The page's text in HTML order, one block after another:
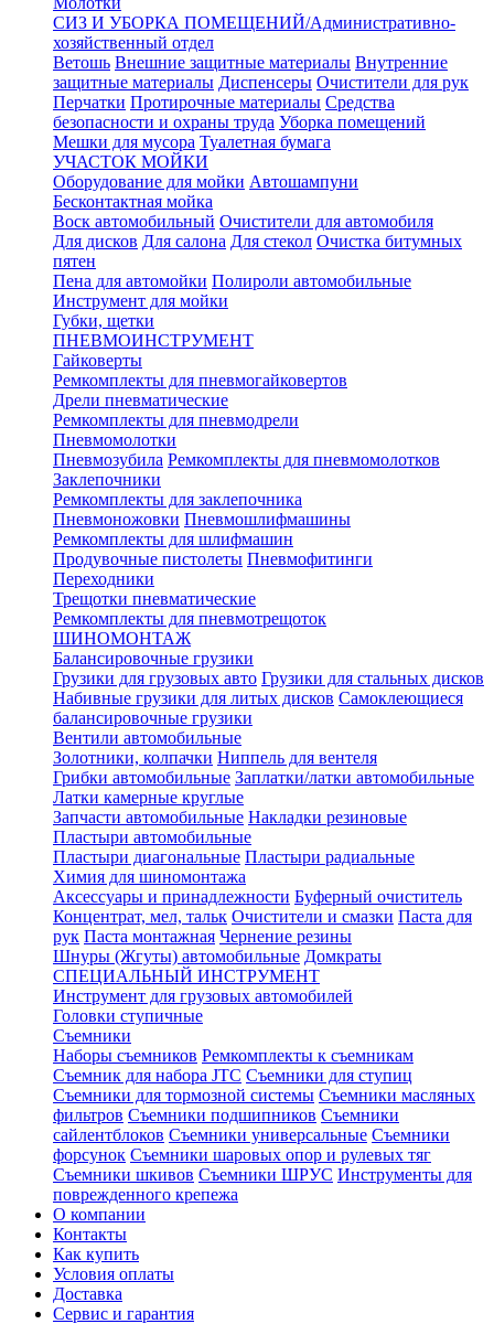
СИЗ И УБОРКА ПОМЕЩЕНИЙ/Административно-
хозяйственный отдел
Ветошь Внешние защитные материалы Внутренние
защитные материалы Диспенсеры Очистители для рук
Перчатки Протирочные материалы Средства
безопасности и охраны труда Уборка помещений
Мешки для мусора Туалетная бумага
УЧАСТОК МОЙКИ
Оборудование для мойки Автошампуни
Бесконтактная мойка
Воск автомобильный Очистители для автомобиля
Для дисков Для салона Для стекол Очистка битумных
пятен
Пена для автомойки Полироли автомобильные
Инструмент для мойки
Губки, щетки
ПНЕВМОИНСТРУМЕНТ
Гайковерты
Ремкомплекты для пневмогайковертов
Дрели пневматические
Ремкомплекты для пневмодрели
Пневмомолотки
Пневмозубила Ремкомплекты для пневмомолотков
Заклепочники
Ремкомплекты для заклепочника
Пневмоножовки Пневмошлифмашины
Ремкомплекты для шлифмашин
Продувочные пистолеты Пневмофитинги
Переходники
Трещотки пневматические
Ремкомплекты для пневмотрещоток
ШИНОМОНТАЖ
Балансировочные грузики
Грузики для грузовых авто Грузики для стальных дисков
Набивные грузики для литых дисков Самоклеющиеся
балансировочные грузики
Вентили автомобильные
Золотники, колпачки Ниппель для вентеля
Грибки автомобильные Заплатки/латки автомобильные
Латки камерные круглые
Запчасти автомобильные Накладки резиновые
Пластыри автомобильные
Пластыри диагональные Пластыри радиальные
Химия для шиномонтажа
Аксессуары и принадлежности Буферный очиститель
Концентрат, мел, тальк Очистители и смазки Паста для
рук Паста монтажная Чернение резины
Шнуры (Жгуты) автомобильные Домкраты
СПЕЦИАЛЬНЫЙ ИНСТРУМЕНТ
Инструмент для грузовых автомобилей
Головки ступичные
Съемники
Наборы съемников Ремкомплекты к съемникам
Съемник для набора JTC Съемники для ступиц
Съемники для тормозной системы Съемники масляных
фильтров Съемники подшипников Съемники
сайлентблоков Съемники универсальные Съемники
форсунок Съемники шаровых опор и рулевых тяг
Съемники шкивов Съемники ШРУС Инструменты для
поврежденного крепежа
О компании
Контакты
Как купить
Условия оплаты
Доставка
Сервис и гарантия